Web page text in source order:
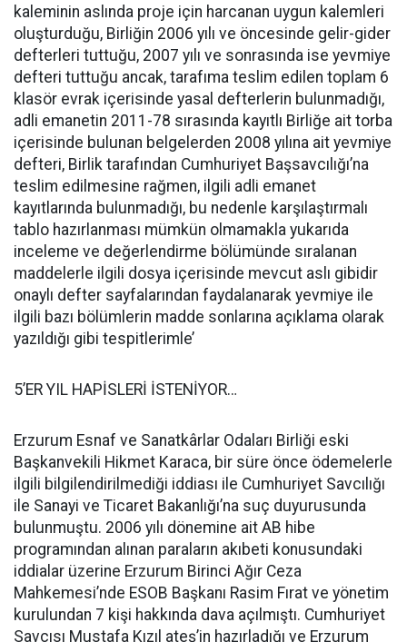
kaleminin aslında proje için harcanan uygun kalemleri
oluşturduğu, Birliğin 2006 yılı ve öncesinde gelir-gider
defterleri tuttuğu, 2007 yılı ve sonrasında ise yevmiye
defteri tuttuğu ancak, tarafıma teslim edilen toplam 6
klasör evrak içerisinde yasal defterlerin bulunmadığı,
adli emanetin 2011-78 sırasında kayıtlı Birliğe ait torba
içerisinde bulunan belgelerden 2008 yılına ait yevmiye
defteri, Birlik tarafından Cumhuriyet Başsavcılığı’na
teslim edilmesine rağmen, ilgili adli emanet
kayıtlarında bulunmadığı, bu nedenle karşılaştırmalı
tablo hazırlanması mümkün olmamakla yukarıda
inceleme ve değerlendirme bölümünde sıralanan
maddelerle ilgili dosya içerisinde mevcut aslı gibidir
onaylı defter sayfalarından faydalanarak yevmiye ile
ilgili bazı bölümlerin madde sonlarına açıklama olarak
yazıldığı gibi tespitlerimle’
5’ER YIL HAPİSLERİ İSTENİYOR…
Erzurum Esnaf ve Sanatkârlar Odaları Birliği eski
Başkanvekili Hikmet Karaca, bir süre önce ödemelerle
ilgili bilgilendirilmediği iddiası ile Cumhuriyet Savcılığı
ile Sanayi ve Ticaret Bakanlığı’na suç duyurusunda
bulunmuştu. 2006 yılı dönemine ait AB hibe
programından alınan paraların akıbeti konusundaki
iddialar üzerine Erzurum Birinci Ağır Ceza
Mahkemesi’nde ESOB Başkanı Rasim Fırat ve yönetim
kurulundan 7 kişi hakkında dava açılmıştı. Cumhuriyet
Savcısı Mustafa Kızıl ateş’in hazırladığı ve Erzurum